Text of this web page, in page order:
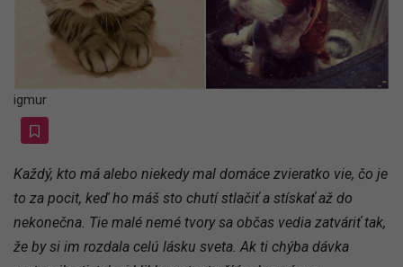
igmur
Každý, kto má alebo niekedy mal domáce zvieratko vie, čo je
to za pocit, keď ho máš sto chutí stlačiť a stískať až do
nekonečna. Tie malé nemé tvory sa občas vedia zatváriť tak,
že by si im rozdala celú lásku sveta. Ak ti chýba dávka